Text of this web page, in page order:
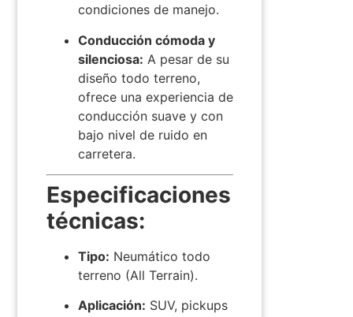
condiciones de manejo.
Conducción cómoda y
silenciosa: A pesar de su
diseño todo terreno,
ofrece una experiencia de
conducción suave y con
bajo nivel de ruido en
carretera.
Especificaciones
técnicas:
Tipo: Neumático todo
terreno (All Terrain).
Aplicación: SUV, pickups